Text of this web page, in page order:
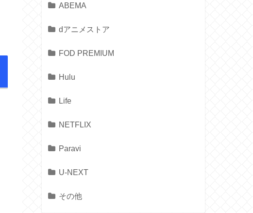
ABEMA
dアニメストア
FOD PREMIUM
Hulu
Life
NETFLIX
Paravi
U-NEXT
その他